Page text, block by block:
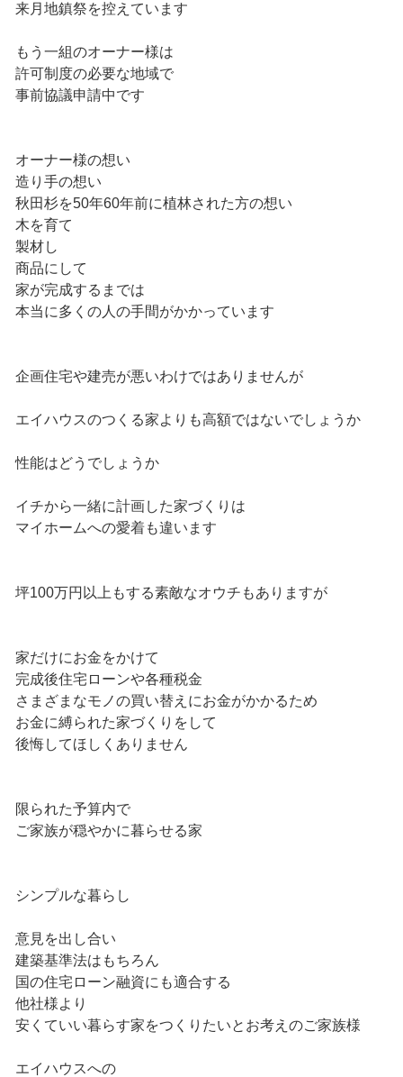
来月地鎮祭を控えています
もう一組のオーナー様は
許可制度の必要な地域で
事前協議申請中です
オーナー様の想い
造り手の想い
秋田杉を50年60年前に植林された方の想い
木を育て
製材し
商品にして
家が完成するまでは
本当に多くの人の手間がかかっています
企画住宅や建売が悪いわけではありませんが
エイハウスのつくる家よりも高額ではないでしょうか
性能はどうでしょうか
イチから一緒に計画した家づくりは
マイホームへの愛着も違います
坪100万円以上もする素敵なオウチもありますが
家だけにお金をかけて
完成後住宅ローンや各種税金
さまざまなモノの買い替えにお金がかかるため
お金に縛られた家づくりをして
後悔してほしくありません
限られた予算内で
ご家族が穏やかに暮らせる家
シンプルな暮らし
意見を出し合い
建築基準法はもちろん
国の住宅ローン融資にも適合する
他社様より
安くていい暮らす家をつくりたいとお考えのご家族様
エイハウスへの